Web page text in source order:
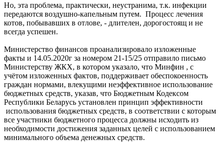
Но, эта проблема, практически, неустранима, т.к. инфекции
передаются воздушно-капельным путем. Процесс лечения
котов, побывавших в отлове, - длителен, дорогостоящ и не
всегда успешен.
Министерство финансов проанализировало изложенные
факты и 14.05.2020г за номером 21-15/25 отправило письмо
Министерству ЖКХ, в котором указало, что Минфин , с
учётом изложенных фактов, поддерживает обеспокоенность
граждан нормами, влекущими неэффективное использование
бюджетных средств, указав, что Бюджетным Кодексом
Республики Беларусь установлен принцип эффективности
использования бюджетных средств, в соответствии с которым
все участники бюджетного процесса должны исходить из
необходимости достижения заданных целей с использованием
минимального объема денежных средств.